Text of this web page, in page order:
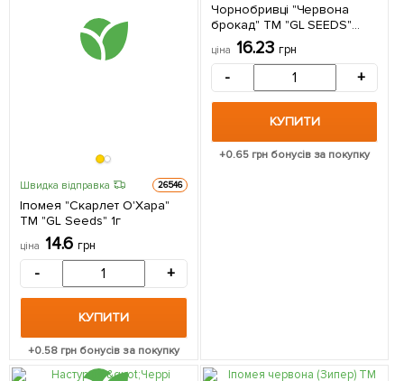
Швидка відправка 26546
Іпомея "Скарлет О'Хара"
ТМ "GL Seeds" 1г
ціна 14.6 грн
- +
КУПИТИ
+0.58 грн бонусів за покупку
Чорнобривці "Червона
брокад" ТМ "GL SEEDS"
ціна 16.23 грн
- +
КУПИТИ
+0.65грн бонусів за покупку